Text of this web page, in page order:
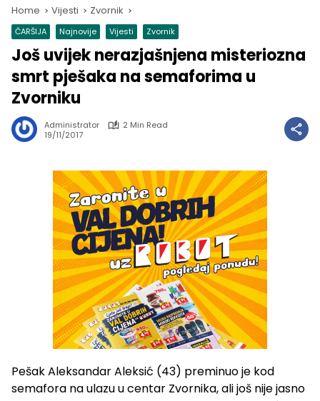
Home Vijesti Zvornik
ČARŠIJA Najnovije Vijesti Zvornik
Još uvijek nerazjašnjena misteriozna
smrt pješaka na semaforima u
Zvorniku
Administrator
2 Min Read
19/11/2017
Pešak Aleksandar Aleksić (43) preminuo je kod
semafora na ulazu u centar Zvornika, ali još nije jasno